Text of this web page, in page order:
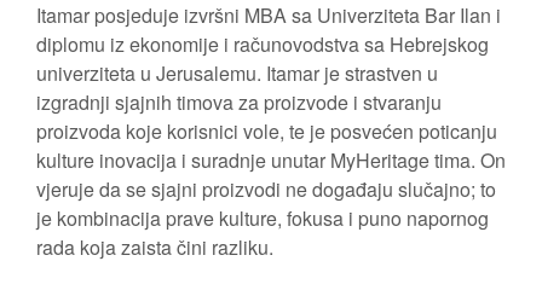
Itamar posjeduje izvršni MBA sa Univerziteta Bar Ilan i
diplomu iz ekonomije i računovodstva sa Hebrejskog
univerziteta u Jerusalemu. Itamar je strastven u
izgradnji sjajnih timova za proizvode i stvaranju
proizvoda koje korisnici vole, te je posvećen poticanju
kulture inovacija i suradnje unutar MyHeritage tima. On
vjeruje da se sjajni proizvodi ne događaju slučajno; to
je kombinacija prave kulture, fokusa i puno napornog
rada koja zaista čini razliku.